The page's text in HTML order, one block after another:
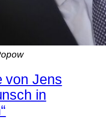
von Jens
in